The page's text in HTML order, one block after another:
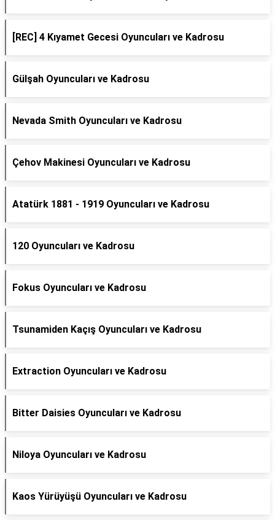
[REC] 4 Kıyamet Gecesi Oyuncuları ve Kadrosu
Gülşah Oyuncuları ve Kadrosu
Nevada Smith Oyuncuları ve Kadrosu
Çehov Makinesi Oyuncuları ve Kadrosu
Atatürk 1881 - 1919 Oyuncuları ve Kadrosu
120 Oyuncuları ve Kadrosu
Fokus Oyuncuları ve Kadrosu
Tsunamiden Kaçış Oyuncuları ve Kadrosu
Extraction Oyuncuları ve Kadrosu
Bitter Daisies Oyuncuları ve Kadrosu
Niloya Oyuncuları ve Kadrosu
Kaos Yürüyüşü Oyuncuları ve Kadrosu